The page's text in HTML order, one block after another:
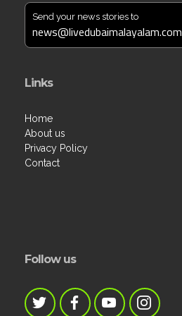
Send your news stories to
news@livedubaimalayalam.com
Links
Home
About us
Privacy Policy
Contact
Follow us